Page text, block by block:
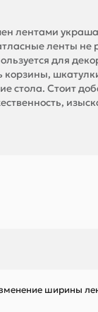
лентами
ленты не
для
стола. Стоит
ширины